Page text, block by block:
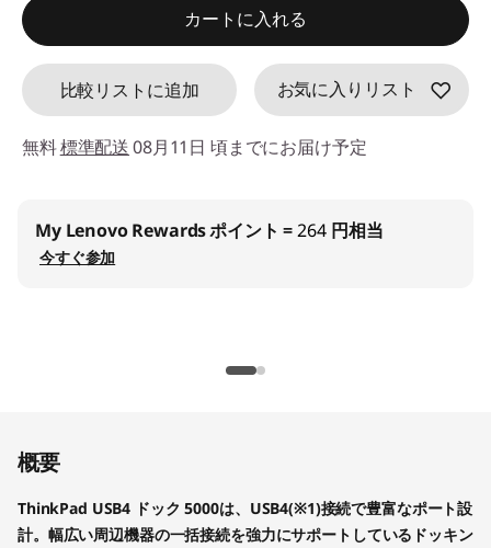
カートに入れる
比較リストに追加 お気に入りリスト
無料標準配送08月11日 頃までにお届け予定
My Lenovo Rewardsポイント =264 円相当
今すぐ参加
概要
ThinkPad USB4 ドック 5000は、USB4(※1)接続で豊富なポート設
計。幅広い周辺機器の一括接続を強力にサポートしているドッキン